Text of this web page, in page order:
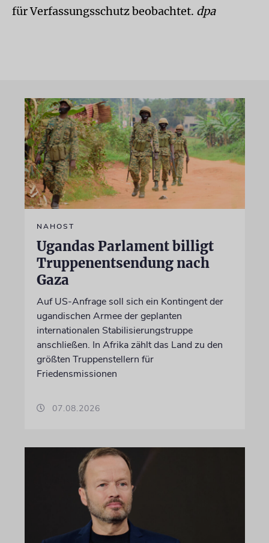
für Verfassungsschutz beobachtet. dpa
NAHOST
Ugandas Parlament billigt
Truppenentsendung nach
Gaza
Auf US-Anfrage soll sich ein Kontingent der
ugandischen Armee der geplanten
internationalen Stabilisierungstruppe
anschließen. In Afrika zählt das Land zu den
größten Truppenstellern für
Friedensmissionen
07.08.2026